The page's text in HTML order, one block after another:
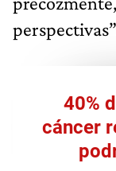
40%
cáncer